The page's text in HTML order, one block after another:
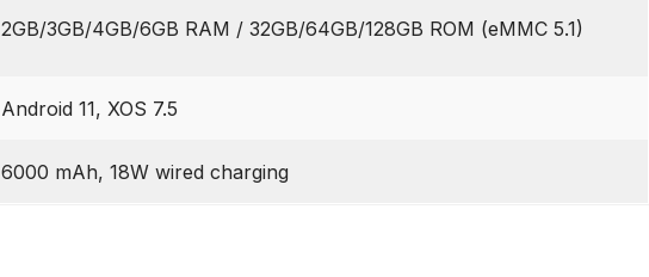
2GB/3GB/4GB/6GB RAM / 32GB/64GB/128GB ROM (eMMC 5.1)
Android 11, XOS 7.5
6000 mAh, 18W wired charging